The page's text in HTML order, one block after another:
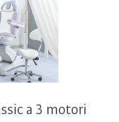
a 3 motori